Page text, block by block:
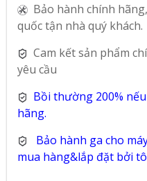
Bảo hành chính
quốc tận nhà quý khách.
Cam kết sản phẩm
yêu cầu
Bồi thường 200%
hãng.
Bảo hành ga cho
mua hàng&lắp đặt bởi